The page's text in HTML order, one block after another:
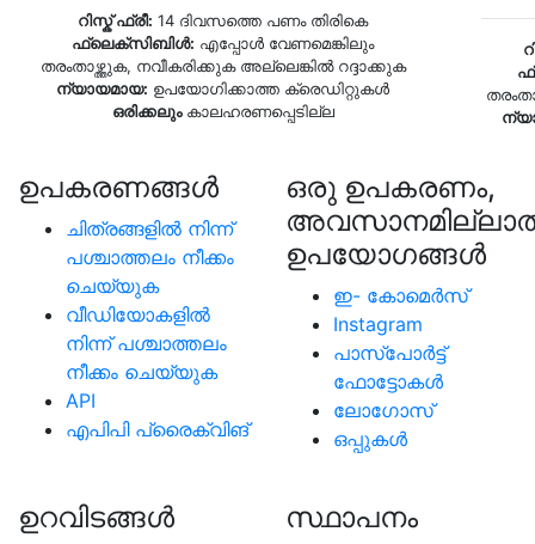
റിസ്ക് ഫ്രീ: 14 ദിവസത്തെ പണം തിരികെ
ഫ്ലെക്സിബിൾ: എപ്പോൾ വേണമെങ്കിലും
തരംതാഴ്ത്തുക, നവീകരിക്കുക അല്ലെങ്കിൽ റദ്ദാക്കുക
ന്യായമായ: ഉപയോഗിക്കാത്ത ക്രെഡിറ്റുകൾ
ഒരിക്കലുംകാലഹരണപ്പെടില്ല
ഉപകരണങ്ങള്‍
ചിത്രങ്ങളിൽ നിന്ന്
പശ്ചാത്തലം നീക്കം
ചെയ്യുക
വീഡിയോകളിൽ
നിന്ന് പശ്ചാത്തലം
നീക്കം ചെയ്യുക
API
എപിപി പ്രൈക്വിങ്
ഒരു ഉപകരണം,
ഉപയോഗങ്ങൾ
ഇ- കോമെര്‍സ്
Instagram
പാസ്പോര്‍ട്ട്
ഫോട്ടോകള്‍
ലോഗോസ്
ഒപ്പുകള്‍
ഉറവിടങ്ങള്‍ സ്ഥാപനം